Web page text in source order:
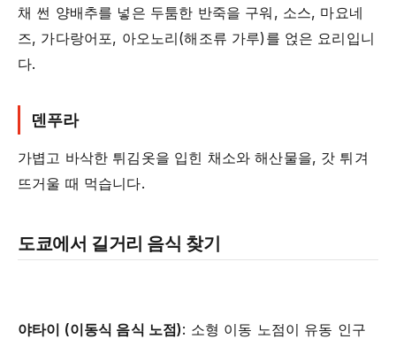
채 썬 양배추를 넣은 두툼한 반죽을 구워, 소스, 마요네
즈, 가다랑어포, 아오노리(해조류 가루)를 얹은 요리입니
다.
덴푸라
가볍고 바삭한 튀김옷을 입힌 채소와 해산물을, 갓 튀겨
뜨거울 때 먹습니다.
도쿄에서 길거리 음식 찾기
야타이 (이동식 음식 노점): 소형 이동 노점이 유동 인구